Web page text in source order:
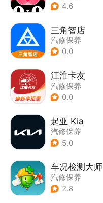
4.6
三角智店
汽修保养
0.0
江淮卡友
汽修保养
0.0
起亚 Kia
汽修保养
5.0
车况检测大师
汽修保养
2.8